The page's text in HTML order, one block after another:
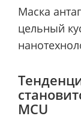
Маска
цельный
MCU